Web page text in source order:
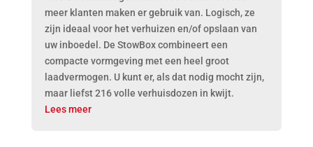
meer klanten maken er gebruik van. Logisch, ze
zijn ideaal voor het verhuizen en/of opslaan van
uw inboedel. De StowBox combineert een
compacte vormgeving met een heel groot
laadvermogen. U kunt er, als dat nodig mocht zijn,
maar liefst 216 volle verhuisdozen in kwijt.
Lees meer